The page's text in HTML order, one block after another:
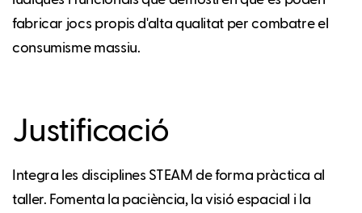
fabricar jocs propis d'alta qualitat per combatre el
consumisme massiu.
Justificació
Integra les disciplines STEAM de forma pràctica al
taller. Fomenta la paciència, la visió espacial i la